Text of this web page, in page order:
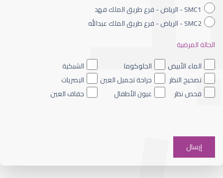
طبيب عيون الرياض
SMC1 - الرياض - فرع طريق الملك فهد
SMC2 - الرياض - فرع طريق الملك عبدالله
الحالة المرضية
الماء الأبيض
الجلوكوما
الشبكية
تصحيح النظر
جراحة تجميل العين
البصريات
فحص نظر
عيون الأطفال جفاف العين